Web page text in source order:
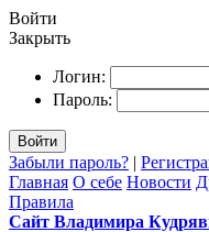
Войти
Закрыть
Логин:
Пароль:
Войти
Забыли пароль? |
Главная О себе Новости
Правила
Сайт Владимира